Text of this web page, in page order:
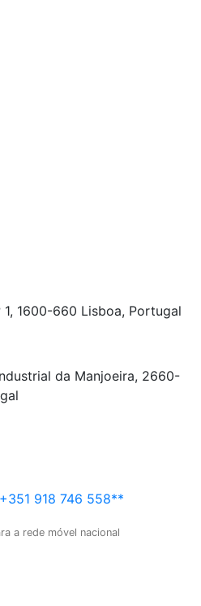
1, 1600-660 Lisboa, Portugal
da Manjoeira, 2660-
+351 918 746 558**
a rede móvel nacional